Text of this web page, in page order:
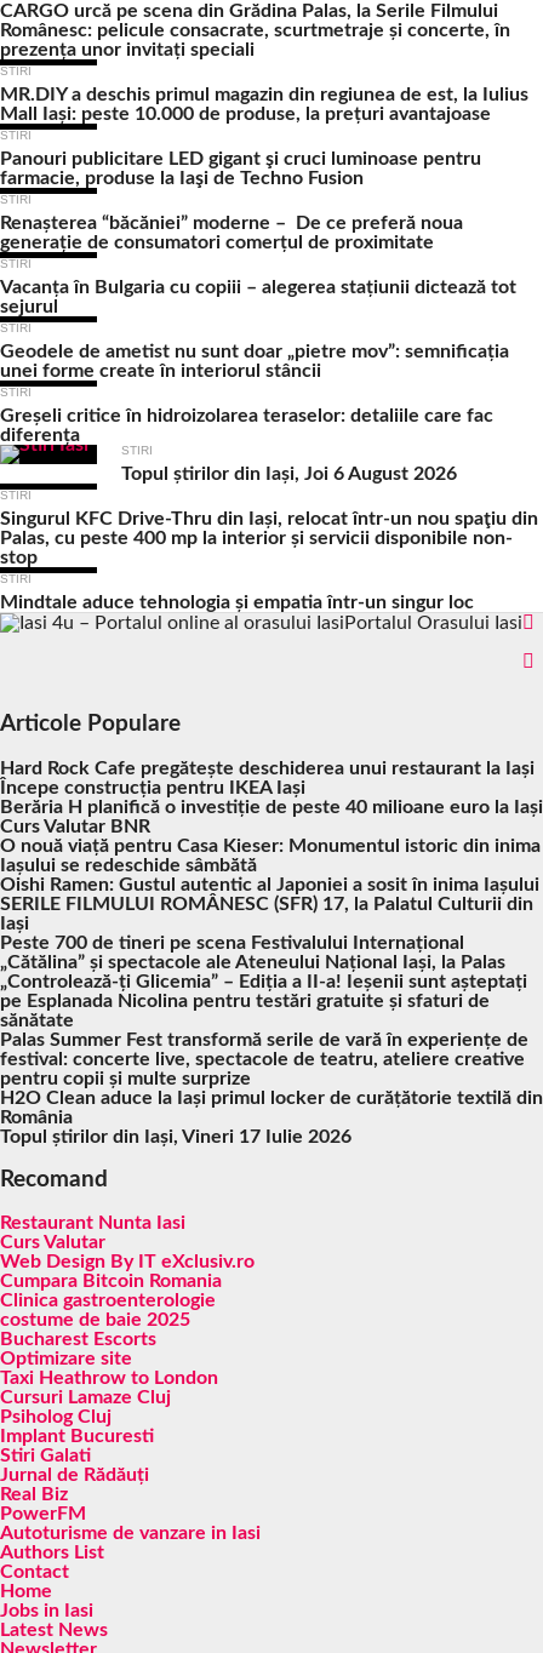
CARGO urcă pe scena din Grădina Palas, la Serile Filmului
Românesc: pelicule consacrate, scurtmetraje și concerte, în
prezența unor invitați speciali
STIRI
MR.DIY a deschis primul magazin din regiunea de est, la Iulius
Mall Iași: peste 10.000 de produse, la prețuri avantajoase
STIRI
Panouri publicitare LED gigant şi cruci luminoase pentru
farmacie, produse la Iaşi de Techno Fusion
STIRI
Renașterea “băcăniei” moderne – De ce preferă noua
generație de consumatori comerțul de proximitate
STIRI
Vacanța în Bulgaria cu copiii – alegerea stațiunii dictează tot
sejurul
STIRI
Geodele de ametist nu sunt doar „pietre mov”: semnificația
unei forme create în interiorul stâncii
STIRI
Greșeli critice în hidroizolarea teraselor: detaliile care fac
diferența
STIRI
Topul știrilor din Iași, Joi 6 August 2026
STIRI
Singurul KFC Drive-Thru din Iași, relocat într-un nou spaţiu din
Palas, cu peste 400 mp la interior și servicii disponibile non-
stop
STIRI
Mindtale aduce tehnologia și empatia într-un singur loc
Portalul Orasului Iasi
Articole Populare
Hard Rock Cafe pregătește deschiderea unui restaurant la Iași
Începe construcția pentru IKEA Iași
Berăria H planifică o investiție de peste 40 milioane euro la Iași
Curs Valutar BNR
O nouă viață pentru Casa Kieser: Monumentul istoric din inima
Iașului se redeschide sâmbătă
Oishi Ramen: Gustul autentic al Japoniei a sosit în inima Iașului
SERILE FILMULUI ROMÂNESC (SFR) 17, la Palatul Culturii din
Iași
Peste 700 de tineri pe scena Festivalului Internațional
„Cătălina” și spectacole ale Ateneului Național Iași, la Palas
„Controlează-ți Glicemia” – Ediția a II-a! Ieșenii sunt așteptați
pe Esplanada Nicolina pentru testări gratuite și sfaturi de
sănătate
Palas Summer Fest transformă serile de vară în experiențe de
festival: concerte live, spectacole de teatru, ateliere creative
pentru copii și multe surprize
H2O Clean aduce la Iași primul locker de curățătorie textilă din
România
Topul știrilor din Iași, Vineri 17 Iulie 2026
Recomand
Restaurant Nunta Iasi
Curs Valutar
Web Design By IT eXclusiv.ro
Cumpara Bitcoin Romania
Clinica gastroenterologie
costume de baie 2025
Bucharest Escorts
Optimizare site
Taxi Heathrow to London
Cursuri Lamaze Cluj
Psiholog Cluj
Implant Bucuresti
Stiri Galati
Jurnal de Rădăuți
Real Biz
PowerFM
Autoturisme de vanzare in Iasi
Authors List
Contact
Home
Jobs in Iasi
Latest News